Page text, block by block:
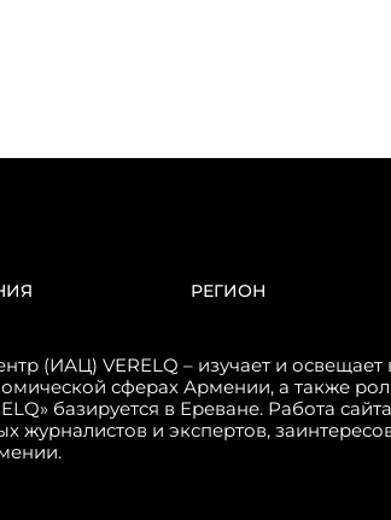
РЕГИОН
(ИАЦ) VERELQ – изучает и
сферах Армении, а также
базируется в Ереване. Работа
журналистов и экспертов,